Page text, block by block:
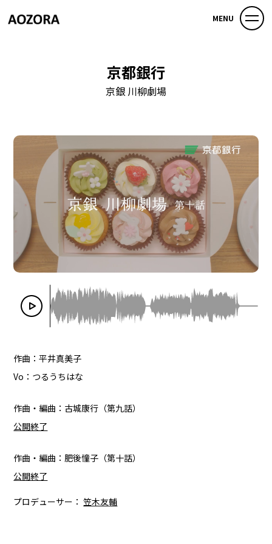
MENU
京都銀行
京銀 川柳劇場
作曲：平井真美子
Vo：つるうちはな
作曲・編曲：古城康行（第九話）
公開終了
作曲・編曲：肥後憧子（第十話）
公開終了
プロデューサー：笠木友輔